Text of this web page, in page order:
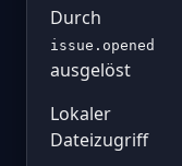
Durch
issue.opened
ausgelöst
Lokaler
Dateizugriff